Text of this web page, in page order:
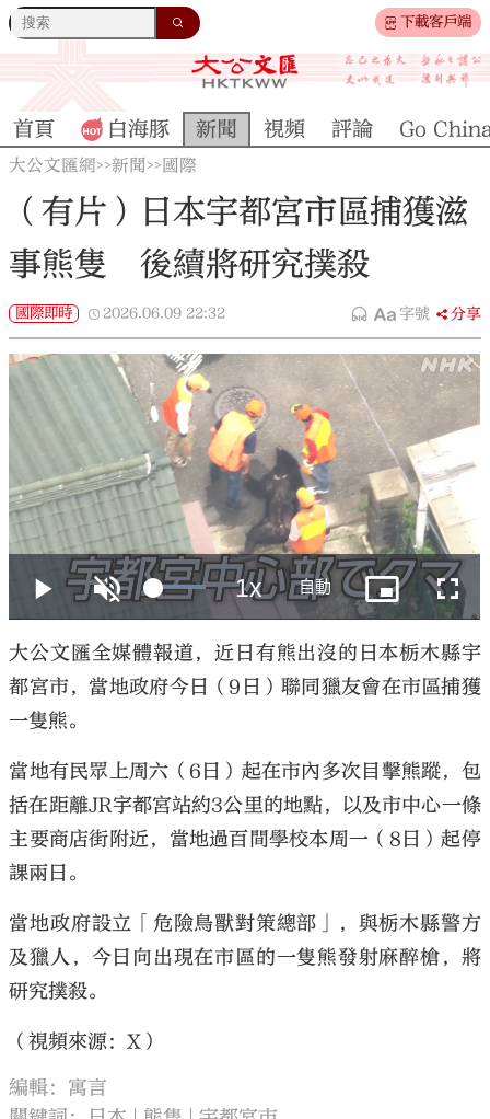
下載客戶端
首頁 白海豚 新聞 視頻 評論 Go
大公文匯網>>新聞>> 國際
（有片）日本宇都宮市區捕獲滋
事熊隻 後續將研究撲殺
國際即時 2026.06.09 22:32 字號 分享
大公文匯全媒體報道，近日有熊出沒的日本栃木縣宇
都宮市，當地政府今日（9日）聯同獵友會在市區捕獲
一隻熊。
當地有民眾上周六（6日）起在市內多次目擊熊蹤，包
括在距離JR宇都宮站約3公里的地點，以及市中心一條
主要商店街附近，當地過百間學校本周一（8日）起停
課兩日。
當地政府設立「危險鳥獸對策總部」，與栃木縣警方
及獵人，今日向出現在市區的一隻熊發射麻醉槍，將
研究撲殺。
（視頻來源：X）
編輯：寓言